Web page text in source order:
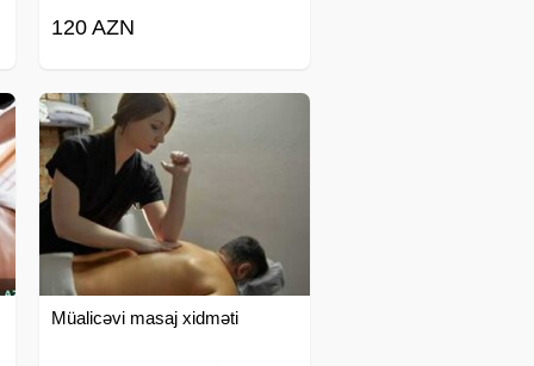
120 AZN
Müalicəvi masaj xidməti